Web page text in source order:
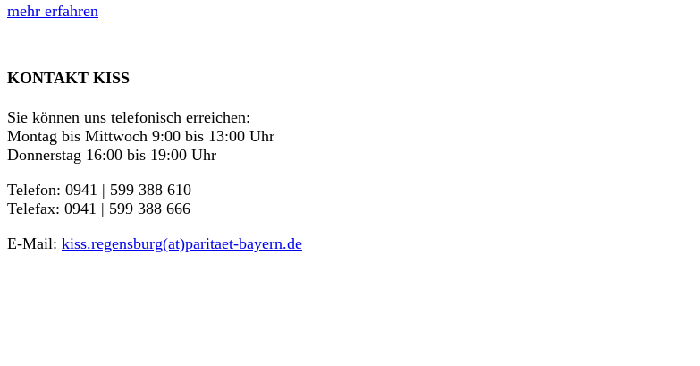
mehr erfahren
KONTAKT KISS
Sie können uns telefonisch erreichen:
Montag bis Mittwoch 9:00 bis 13:00 Uhr
Donnerstag 16:00 bis 19:00 Uhr
Telefon: 0941 | 599 388 610
Telefax: 0941 | 599 388 666
E-Mail: kiss.regensburg(at)paritaet-bayern.de